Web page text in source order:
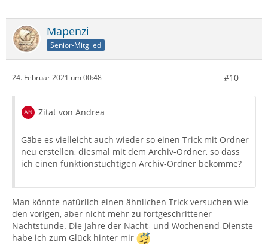
Mapenzi
Senior-Mitglied
24. Februar 2021 um 00:48 #10
Zitat von Andrea
Gäbe es vielleicht auch wieder so einen Trick mit Ordner
neu erstellen, diesmal mit dem Archiv-Ordner, so dass
ich einen funktionstüchtigen Archiv-Ordner bekomme?
Man könnte natürlich einen ähnlichen Trick versuchen wie
den vorigen, aber nicht mehr zu fortgeschrittener
Nachtstunde. Die Jahre der Nacht- und Wochenend-Dienste
habe ich zum Glück hinter mir